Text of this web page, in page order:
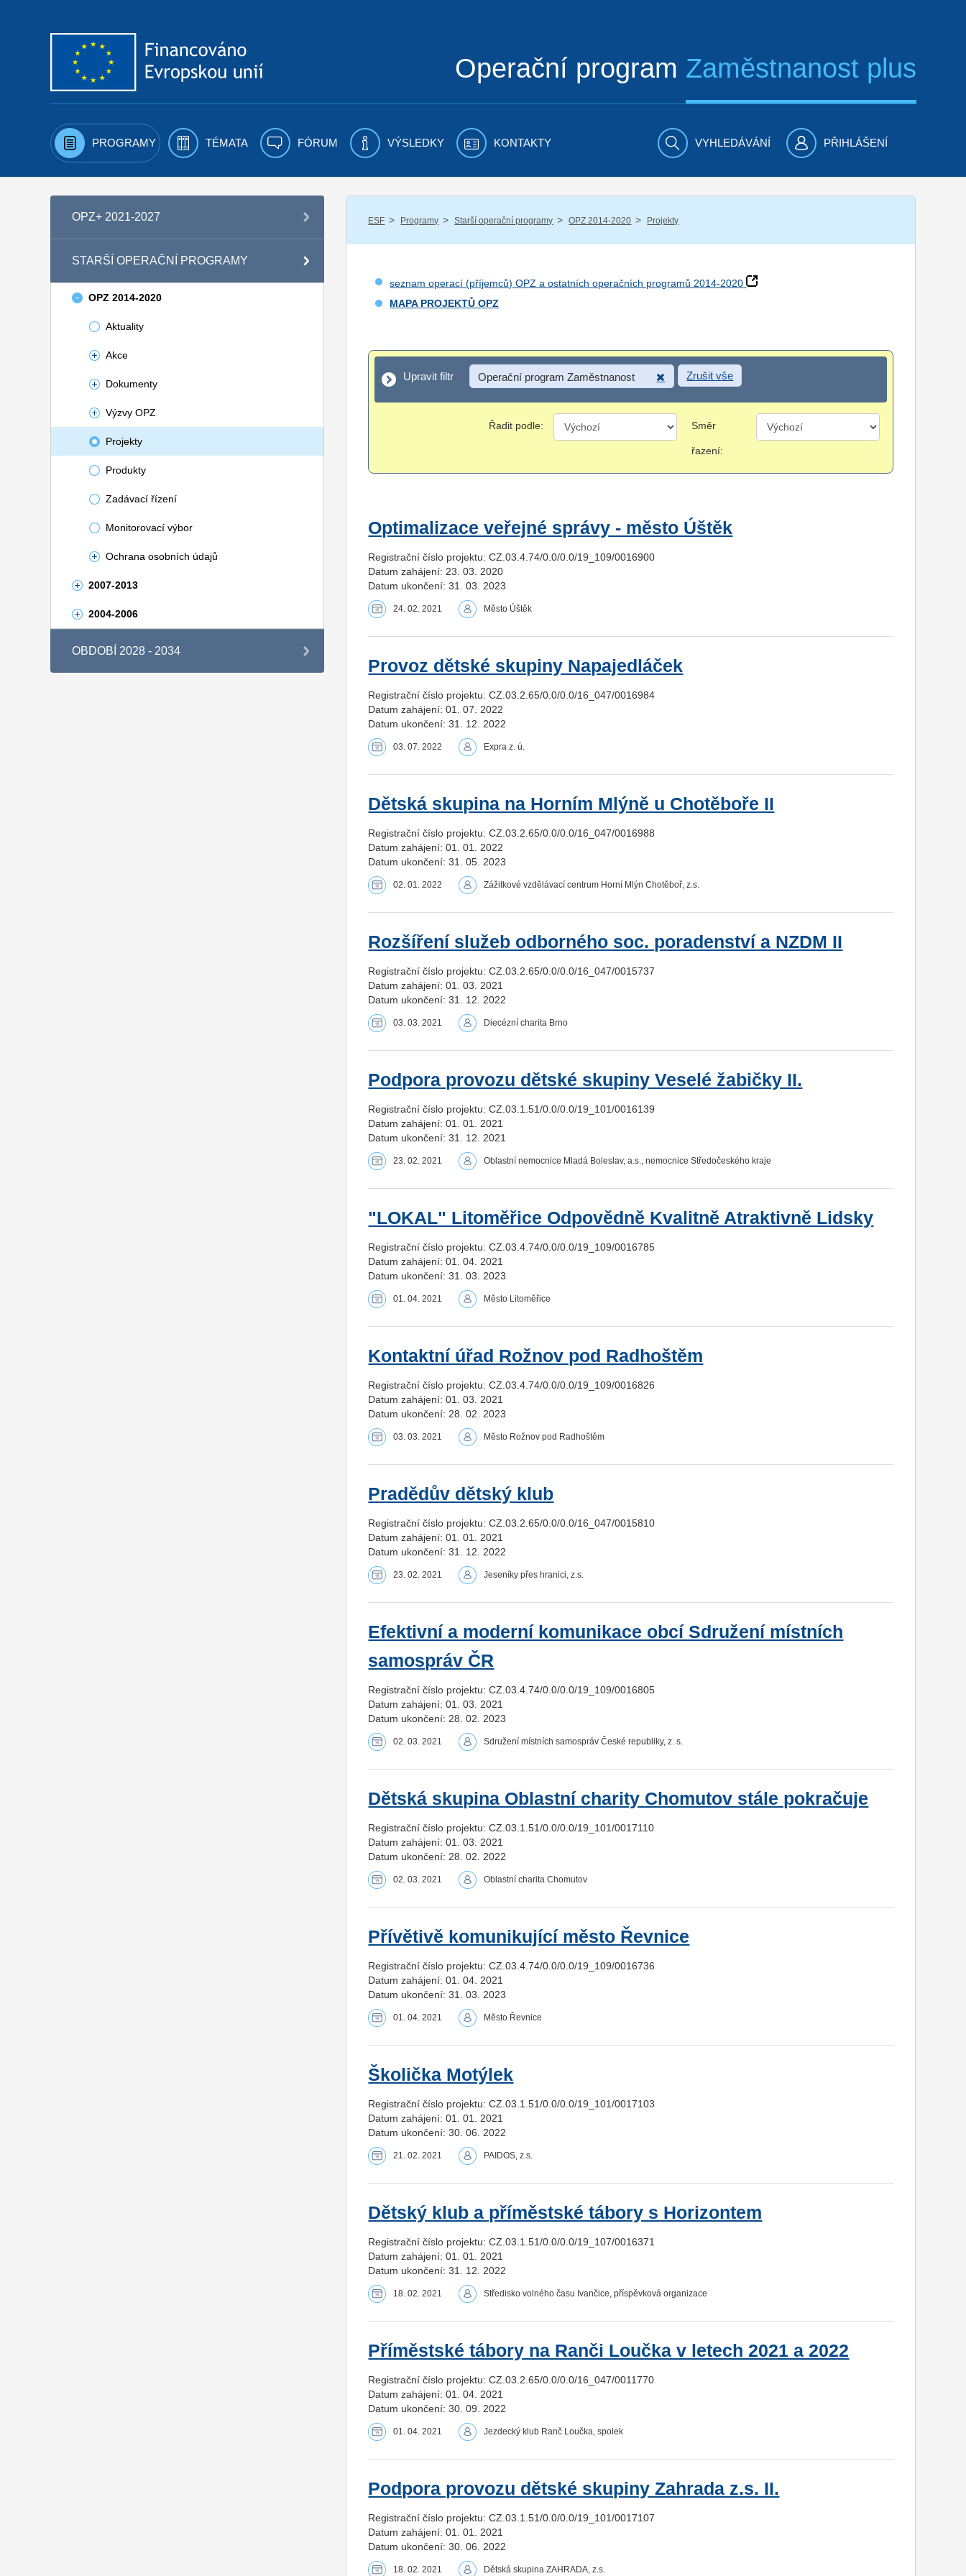
Operační program Zaměstnanost plus
PROGRAMY TÉMATA FÓRUM VÝSLEDKY KONTAKTY VYHLEDÁVÁNÍ PŘIHLÁŠENÍ
OPZ+ 2021-2027
STARŠÍ OPERAČNÍ PROGRAMY
OPZ 2014-2020
Aktuality
Akce
Dokumenty
Výzvy OPZ
Projekty
Produkty
Zadávací řízení
Monitorovací výbor
Ochrana osobních údajů
2007-2013
2004-2006
OBDOBÍ 2028 - 2034
ESF / Programy / Starší operační programy / OPZ 2014-2020 / Projekty
seznam operací (příjemců) OPZ a ostatních operačních programů 2014-2020
MAPA PROJEKTŮ OPZ
Upravit filtr
Upravit filtr Operační program Zaměstnanost Zrušit vše
Řadit podle: Směr
řazení:
Optimalizace veřejné správy - město Úštěk
Registrační číslo projektu: CZ.03.4.74/0.0/0.0/19_109/0016900
Datum zahájení: 23. 03. 2020
Datum ukončení: 31. 03. 2023
24. 02. 2021 Město Úštěk
Provoz dětské skupiny Napajedláček
Registrační číslo projektu: CZ.03.2.65/0.0/0.0/16_047/0016984
Datum zahájení: 01. 07. 2022
Datum ukončení: 31. 12. 2022
03. 07. 2022 Expra z. ú.
Dětská skupina na Horním Mlýně u Chotěboře II
Registrační číslo projektu: CZ.03.2.65/0.0/0.0/16_047/0016988
Datum zahájení: 01. 01. 2022
Datum ukončení: 31. 05. 2023
02. 01. 2022 Zážitkové vzdělávací centrum Horní Mlýn Chotěboř, z.s.
Rozšíření služeb odborného soc. poradenství a NZDM II
Registrační číslo projektu: CZ.03.2.65/0.0/0.0/16_047/0015737
Datum zahájení: 01. 03. 2021
Datum ukončení: 31. 12. 2022
03. 03. 2021 Diecézní charita Brno
Podpora provozu dětské skupiny Veselé žabičky II.
Registrační číslo projektu: CZ.03.1.51/0.0/0.0/19_101/0016139
Datum zahájení: 01. 01. 2021
Datum ukončení: 31. 12. 2021
23. 02. 2021 Oblastní nemocnice Mladá Boleslav, a.s., nemocnice Středočeského kraje
"LOKAL" Litoměřice Odpovědně Kvalitně Atraktivně Lidsky
Registrační číslo projektu: CZ.03.4.74/0.0/0.0/19_109/0016785
Datum zahájení: 01. 04. 2021
Datum ukončení: 31. 03. 2023
01. 04. 2021 Město Litoměřice
Kontaktní úřad Rožnov pod Radhoštěm
Registrační číslo projektu: CZ.03.4.74/0.0/0.0/19_109/0016826
Datum zahájení: 01. 03. 2021
Datum ukončení: 28. 02. 2023
03. 03. 2021 Město Rožnov pod Radhoštěm
Pradědův dětský klub
Registrační číslo projektu: CZ.03.2.65/0.0/0.0/16_047/0015810
Datum zahájení: 01. 01. 2021
Datum ukončení: 31. 12. 2022
23. 02. 2021 Jeseníky přes hranici, z.s.
Efektivní a moderní komunikace obcí Sdružení místních
samospráv ČR
Registrační číslo projektu: CZ.03.4.74/0.0/0.0/19_109/0016805
Datum zahájení: 01. 03. 2021
Datum ukončení: 28. 02. 2023
02. 03. 2021 Sdružení místních samospráv České republiky, z. s.
Dětská skupina Oblastní charity Chomutov stále pokračuje
Registrační číslo projektu: CZ.03.1.51/0.0/0.0/19_101/0017110
Datum zahájení: 01. 03. 2021
Datum ukončení: 28. 02. 2022
02. 03. 2021 Oblastní charita Chomutov
Přívětivě komunikující město Řevnice
Registrační číslo projektu: CZ.03.4.74/0.0/0.0/19_109/0016736
Datum zahájení: 01. 04. 2021
Datum ukončení: 31. 03. 2023
01. 04. 2021 Město Řevnice
Školička Motýlek
Registrační číslo projektu: CZ.03.1.51/0.0/0.0/19_101/0017103
Datum zahájení: 01. 01. 2021
Datum ukončení: 30. 06. 2022
21. 02. 2021 PAIDOS, z.s.
Dětský klub a příměstské tábory s Horizontem
Registrační číslo projektu: CZ.03.1.51/0.0/0.0/19_107/0016371
Datum zahájení: 01. 01. 2021
Datum ukončení: 31. 12. 2022
18. 02. 2021 Středisko volného času Ivančice, příspěvková organizace
Příměstské tábory na Ranči Loučka v letech 2021 a 2022
Registrační číslo projektu: CZ.03.2.65/0.0/0.0/16_047/0011770
Datum zahájení: 01. 04. 2021
Datum ukončení: 30. 09. 2022
01. 04. 2021 Jezdecký klub Ranč Loučka, spolek
Podpora provozu dětské skupiny Zahrada z.s. II.
Registrační číslo projektu: CZ.03.1.51/0.0/0.0/19_101/0017107
Datum zahájení: 01. 01. 2021
Datum ukončení: 30. 06. 2022
18. 02. 2021 Dětská skupina ZAHRADA, z.s.